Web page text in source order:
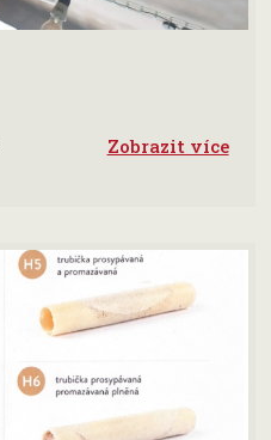
Zobrazit více